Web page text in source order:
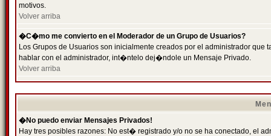
motivos.
Volver arriba
�C�mo me convierto en el Moderador de un Grupo de Usuarios?
Los Grupos de Usuarios son inicialmente creados por el administrador
hablar con el administrador, int�ntelo dej�ndole un Mensaje Privado.
Volver arriba
�No puedo enviar Mensajes Privados!
Hay tres posibles razones: No est� registrado y/o no se ha conectado, el